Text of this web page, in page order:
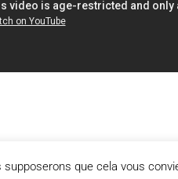
que cela vous